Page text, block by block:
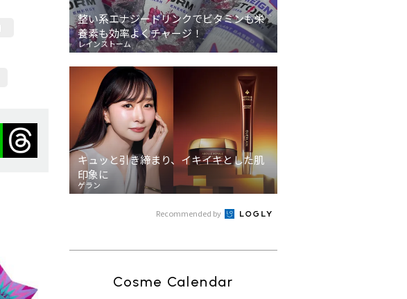
整い系エナジードリンクでビタミンも栄
養素も効率よくチャージ！
レインストーム
キュッと引き締まり、イキイキとした肌
印象に
ゲラン
Recommended by
Cosme Calendar